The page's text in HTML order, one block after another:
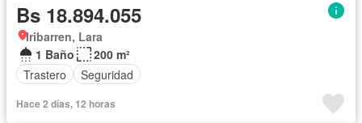
Bs 18.894.055
Iribarren, Lara
1 Baño
200 m²
Trastero
Seguridad
Hace 2 días, 12 horas